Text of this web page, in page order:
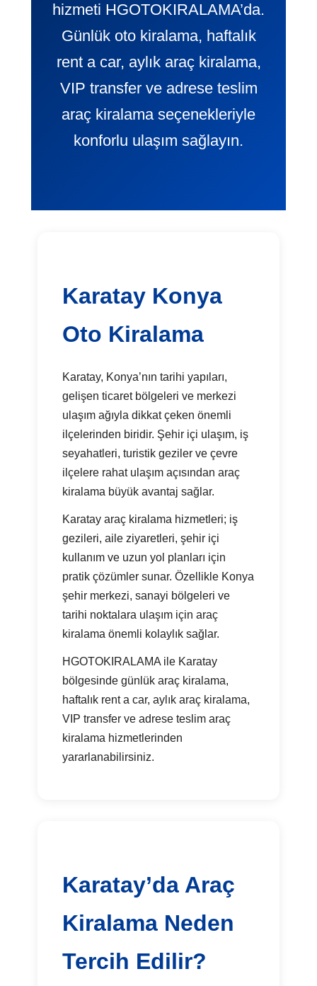
hizmeti HGOTOKIRALAMA’da.
Günlük oto kiralama, haftalık
rent a car, aylık araç kiralama,
VIP transfer ve adrese teslim
araç kiralama seçenekleriyle
konforlu ulaşım sağlayın.
Karatay Konya
Oto Kiralama
Karatay, Konya’nın tarihi yapıları,
gelişen ticaret bölgeleri ve merkezi
ulaşım ağıyla dikkat çeken önemli
ilçelerinden biridir. Şehir içi ulaşım, iş
seyahatleri, turistik geziler ve çevre
ilçelere rahat ulaşım açısından araç
kiralama büyük avantaj sağlar.
Karatay araç kiralama hizmetleri; iş
gezileri, aile ziyaretleri, şehir içi
kullanım ve uzun yol planları için
pratik çözümler sunar. Özellikle Konya
şehir merkezi, sanayi bölgeleri ve
tarihi noktalara ulaşım için araç
kiralama önemli kolaylık sağlar.
HGOTOKIRALAMA ile Karatay
bölgesinde günlük araç kiralama,
haftalık rent a car, aylık araç kiralama,
VIP transfer ve adrese teslim araç
kiralama hizmetlerinden
yararlanabilirsiniz.
Karatay’da Araç
Kiralama Neden
Tercih Edilir?